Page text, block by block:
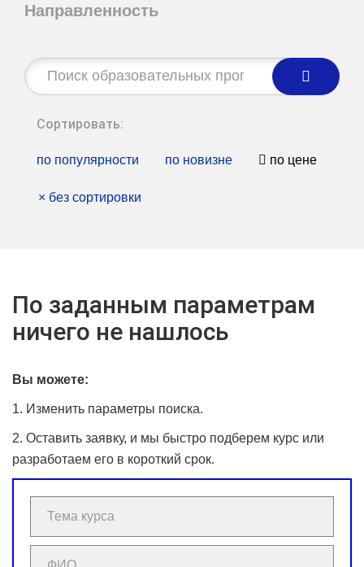
Направленность
Строка
поиска:
Сортировать:
по популярности по новизне по цене
× без сортировки
По заданным параметрам
ничего не нашлось
Вы можете:
1. Изменить параметры поиска.
2. Оставить заявку, и мы быстро подберем курс или
разработаем его в короткий срок.